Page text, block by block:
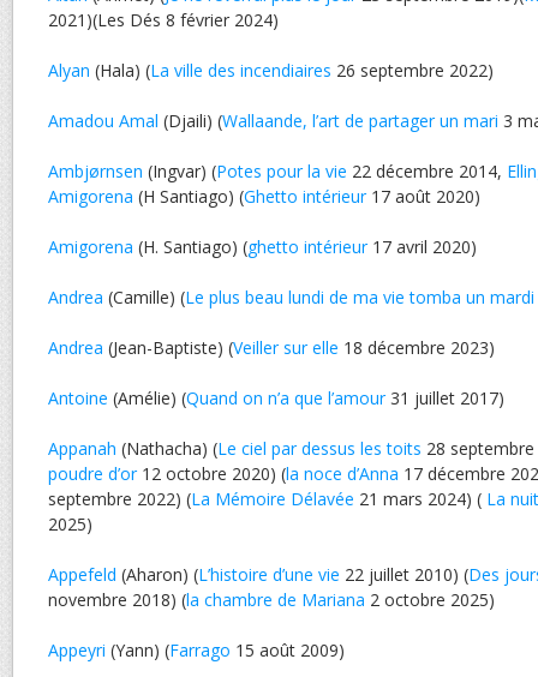
2021)(Les Dés 8 février 2024)
Alyan (Hala) (La ville des incendiaires 26 septembre 2022)
Amadou Amal (Djaili) (Wallaande, l’art de partager un mari 3
Ambjørnsen (Ingvar) (Potes pour la vie 22 décembre 2014,
Amigorena (H Santiago) (Ghetto intérieur17 août 2020)
Amigorena (H. Santiago) (ghetto intérieur17 avril 2020)
Andrea (Camille) (Le plus beau lundi de ma vie tomba un mardi
Andrea (Jean-Baptiste) (Veiller sur elle 18 décembre 2023)
Antoine (Amélie) (Quand on n’a que l’amour 31 juillet 2017)
Appanah (Nathacha) (Le ciel par dessus les toits 28
poudre d’or12 octobre 2020) (la noce d’Anna 17 décembre
septembre 2022) (La Mémoire Délavée 21 mars 2024) ( La
2025)
Appefeld (Aharon) (L’histoire d’une vie 22 juillet 2010) (Des
novembre 2018) (la chambre de Mariana 2 octobre 2025)
Appeyri (Yann) (Farrago 15 août 2009)